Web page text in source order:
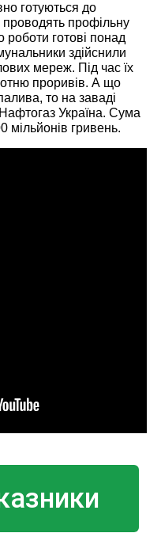
готуються до
профільну
роботи готові понад
здійснили
мереж. Під час їх
проривів. А що
то на заваді
Україна. Сума
мільйонів гривень.